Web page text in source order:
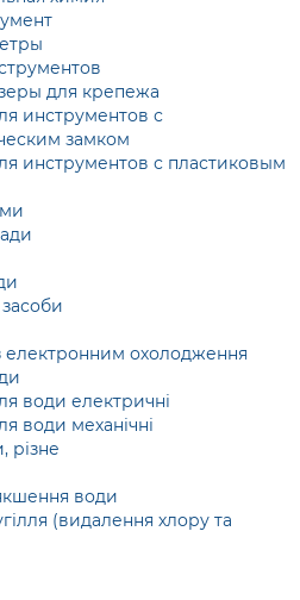
для крепежа
инструментов с
замком
инструментов с пластиковым
електронним охолодження
води електричні
води механічні
різне
води
(видалення хлору та